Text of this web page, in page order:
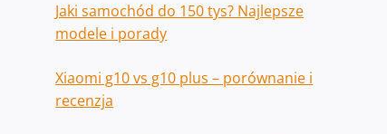
Jaki samochód do 150 tys? Najlepsze
modele i porady
Xiaomi g10 vs g10 plus – porównanie i
recenzja